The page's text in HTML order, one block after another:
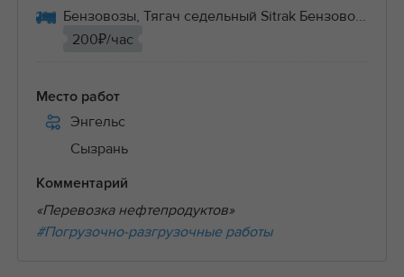
Бензовозы, Тягач седельный Sitrak Бензово...
200₽/час
Место работ
Энгельс
Сызрань
Комментарий
«Перевозка нефтепродуктов»
#Погрузочно-разгрузочные работы